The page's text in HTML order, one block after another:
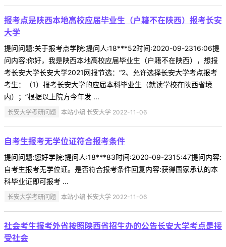
报考点是陕西本地高校应届毕业生（户籍不在陕西）报考长安
大学
提问问题:关于报考点学院:提问人:18***52时间:2020-09-2316:06提
问内容:你好，我是陕西本地高校应届毕业生（户籍不在陕西），想报
考长安大学长安大学2021网报节选：“2、允许选择长安大学考点报考
考生：（1）报考长安大学的应届本科毕业生（就读学校在陕西省境
内）；”根据以上院方今年发 ...
长安大学考研问题 本站小编 长安大学 2022-11-06
自考生报考无学位证符合报考条件
提问问题:您好学院:提问人:18***83时间:2020-09-2315:47提问内容:
自考生报考无学位证。是否符合报考条件回复内容:获得国家承认的本
科毕业证即可报考 ...
长安大学考研问题 本站小编 长安大学 2022-11-06
社会考生报考外省按照陕西省招生办的公告长安大学考点是接
受社会